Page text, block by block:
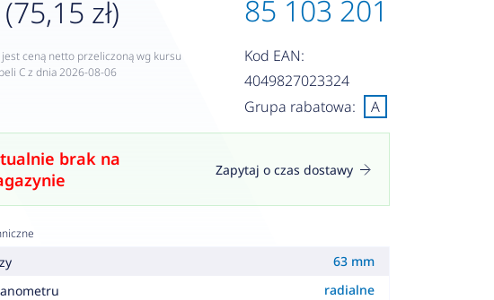
(75,15 zł)
jest ceną netto przeliczoną wg kursu
C z dnia 2026-08-06
85 103 201
Kod EAN:
4049827023324
Grupa rabatowa:
A
brak na
Zapytaj o czas dostawy
63 mm
radialne